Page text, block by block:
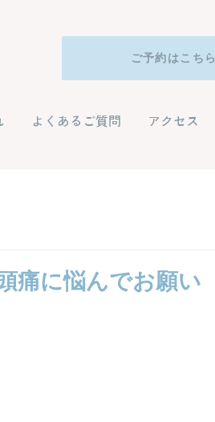
ご予約はこちら
よくあるご質問 アクセス
痛に悩んでお願い